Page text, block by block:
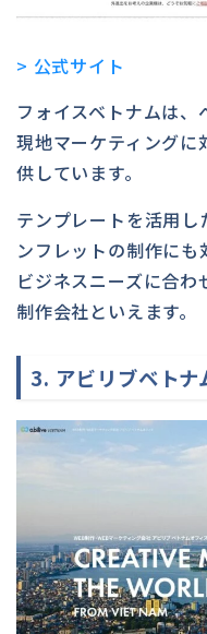
> 公式サイト
フォイスベトナムは、
現地マーケティング
供しています。
テンプレートを活用
ンフレットの制作に
ビジネスニーズに合
制作会社といえます。
3. アビリブベトナ